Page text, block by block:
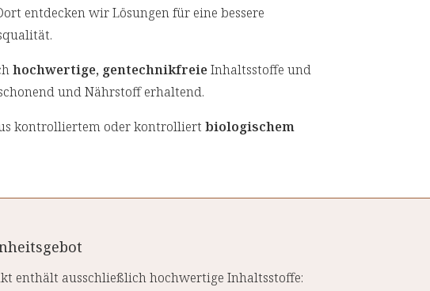
entdecken wir Lösungen für eine bessere
hochwertige, gentechnikfreieInhaltsstoffe und
und Nährstoff erhaltend.
kontrolliertem oder kontrolliert biologischem
enthält ausschließlich hochwertige Inhaltsstoffe: